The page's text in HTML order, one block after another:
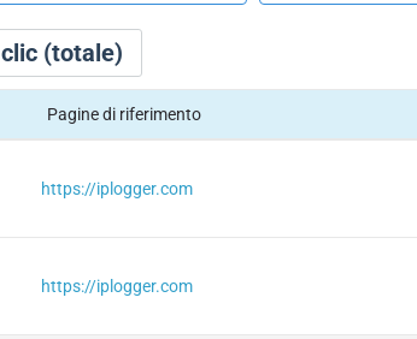
clic (totale)
Pagine di riferimento
https://iplogger.com
https://iplogger.com